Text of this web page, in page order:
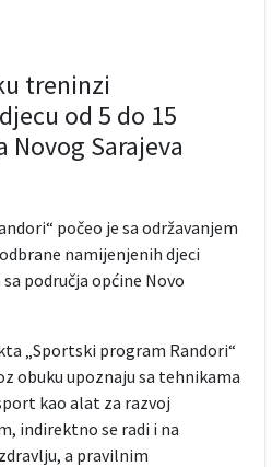
treninzi
od 5 do 15
Novog Sarajeva
počeo je sa održavanjem
namijenjenih djeci
područja općine Novo
„Sportski program Randori“
obuku upoznaju sa tehnikama
kao alat za razvoj
indirektno se radi i na
a pravilnim